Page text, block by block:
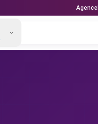
Agence